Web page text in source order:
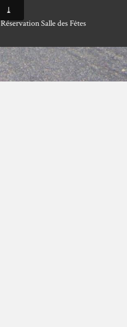
Réservation Salle des Fêtes